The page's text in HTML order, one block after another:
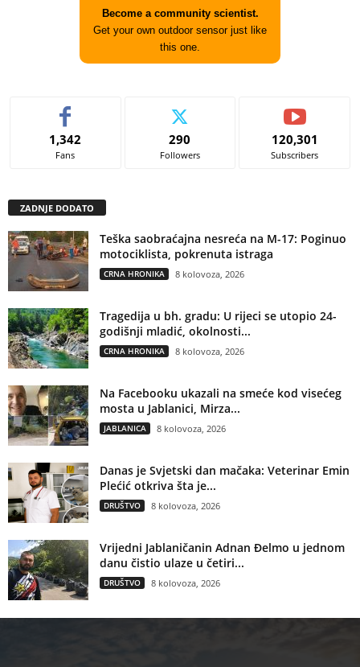
Become a community scientist.
Get your own outdoor sensor just like
this one.
1,342
Fans
290
Followers
120,301
Subscribers
ZADNJE DODATO
Teška saobraćajna nesreća na M-17: Poginuo
motociklista, pokrenuta istraga
CRNA HRONIKA 8 kolovoza, 2026
Tragedija u bh. gradu: U rijeci se utopio 24-
godišnji mladić, okolnosti...
CRNA HRONIKA 8 kolovoza, 2026
Na Facebooku ukazali na smeće kod visećeg
mosta u Jablanici, Mirza...
JABLANICA 8 kolovoza, 2026
Danas je Svjetski dan mačaka: Veterinar Emin
Plećić otkriva šta je...
DRUŠTVO 8 kolovoza, 2026
Vrijedni Jablaničanin Adnan Đelmo u jednom
danu čistio ulaze u četiri...
DRUŠTVO 8 kolovoza, 2026